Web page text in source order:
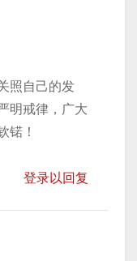
照自己的发
明戒律，广大
锘！
登录以回复